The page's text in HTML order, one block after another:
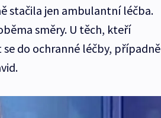
stačila jen ambulantní léčba.
směry. U těch, kteří
do ochranné léčby, případně